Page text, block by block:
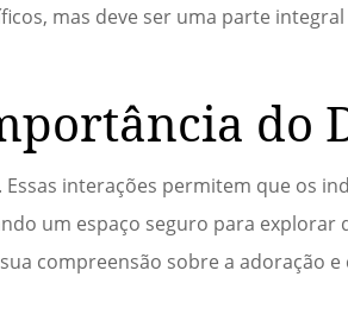
mas deve ser uma parte
do
interações permitem que os
um espaço seguro para explorar
compreensão sobre a adoração e